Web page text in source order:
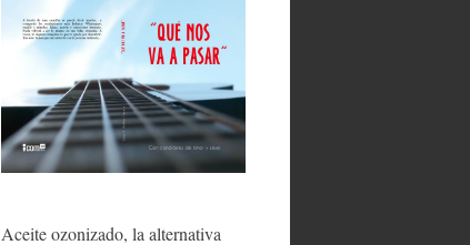
Aceite ozonizado, la alternativa